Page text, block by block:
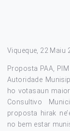
Viqueque, 22 Maiu
Proposta PAA,
Autoridade
ho votasaun
Consultivo
proposta hirak
no bem estar